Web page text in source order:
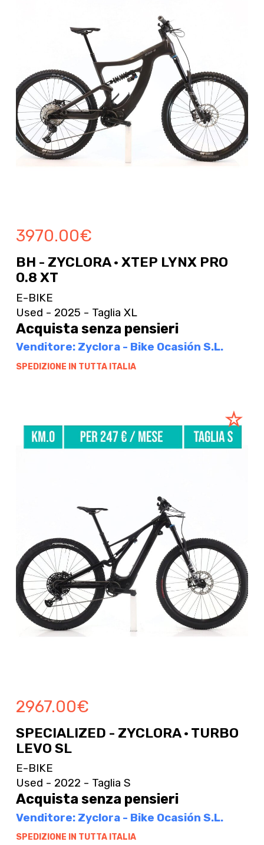
3970.00€
BH - ZYCLORA · XTEP LYNX PRO
0.8 XT
E-BIKE
Used - 2025 - Taglia XL
Acquista senza pensieri
Venditore: Zyclora - Bike Ocasión S.L.
SPEDIZIONE IN TUTTA ITALIA
2967.00€
SPECIALIZED - ZYCLORA · TURBO
LEVO SL
E-BIKE
Used - 2022 - Taglia S
Acquista senza pensieri
Venditore: Zyclora - Bike Ocasión S.L.
SPEDIZIONE IN TUTTA ITALIA